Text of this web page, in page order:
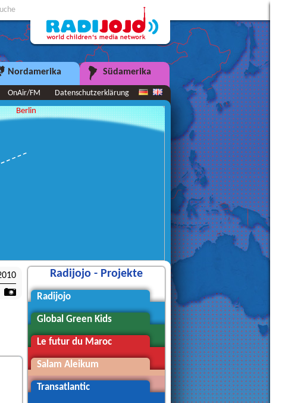
Nordamerika Südamerika
OnAir/FM Datenschutzerklärung
Berlin
Radijojo - Projekte
Radijojo
Global Green Kids
Le futur du Maroc
Salam Aleikum
Transatlantic